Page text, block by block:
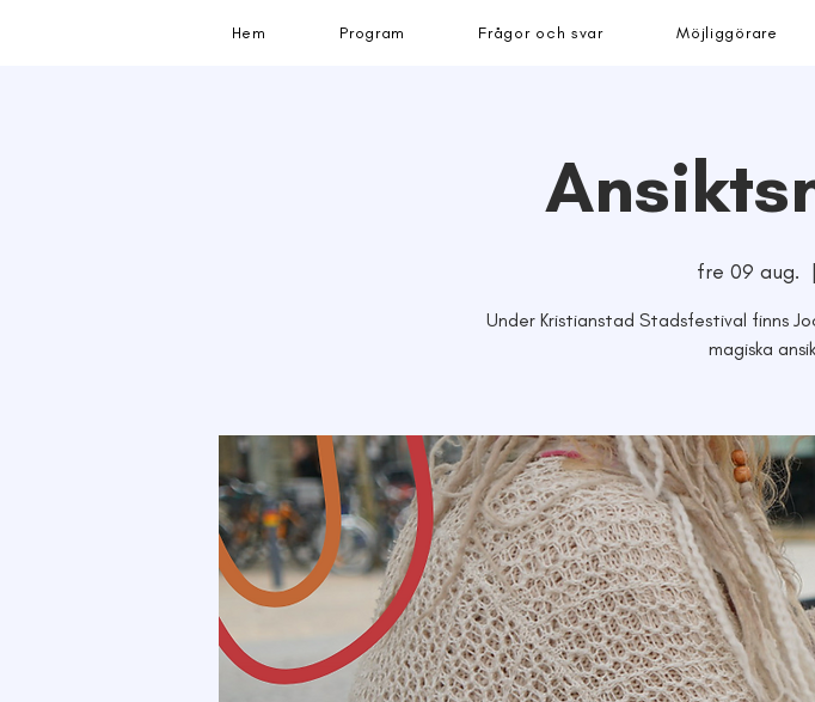
Hem Program Frågor och svar Möjliggörare
fre 09 aug.
  |
Under Kristianstad Stadsfestival finns
magiska